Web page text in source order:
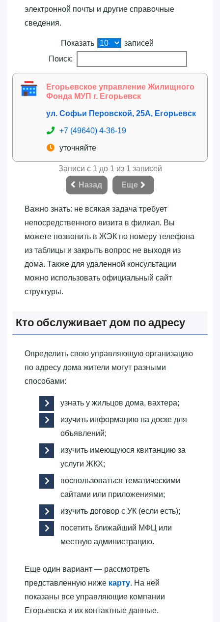
электронной почты и другие справочные
сведения.
Показать
записей
Поиск:
Егорьевское управление Жилищного
Фонда МУП г. Егорьевск
ул. Софьи Перовской, 25А, Егорьевск
+7 (49640) 4-36-19
уточняйте
Записи с 1 до 1 из 1 записей
Назад
Еще
Важно знать: не всякая задача требует
непосредственного визита в филиал. Вы
можете позвонить в ЖЭК по номеру телефона
из таблицы и закрыть вопрос не выходя из
дома. Также для удаленной консультации
можно использовать официальный сайт
структуры.
Кто обслуживает дом по адресу
Определить свою управляющую организацию
по адресу дома жители могут разными
способами:
узнать у жильцов дома, вахтера;
изучить информацию на доске для
объявлений;
изучить имеющуюся квитанцию за
услуги ЖКХ;
воспользоваться тематическими
сайтами или приложениями;
изучить договор с УК (если есть);
посетить ближайший МФЦ или
местную администрацию.
Еще один вариант — рассмотреть
представленную ниже карту. На ней
показаны все управляющие компании
Егорьевска и их контактные данные.